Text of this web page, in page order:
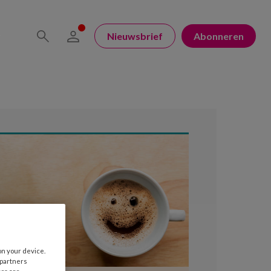
Nieuwsbrief Abonneren
your device.